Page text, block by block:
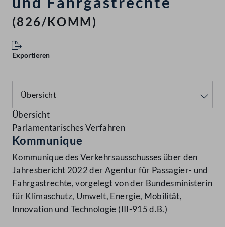
(826/KOMM)
Exportieren
Übersicht
Parlamentarisches Verfahren
Kommunique
Kommunique des Verkehrsausschusses über den
Jahresbericht 2022 der Agentur für Passagier- und
Fahrgastrechte, vorgelegt von der Bundesministerin
für Klimaschutz, Umwelt, Energie, Mobilität,
Innovation und Technologie (III-915 d.B.)